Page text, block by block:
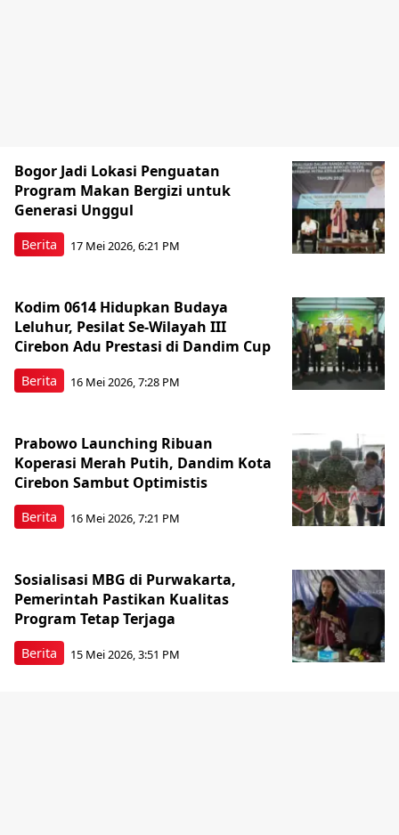
Berita
Bogor Jadi Lokasi Penguatan
Program Makan Bergizi untuk
Generasi Unggul
17 Mei 2026, 6:21 PM
Berita
Kodim 0614 Hidupkan Budaya
Leluhur, Pesilat Se-Wilayah III
Cirebon Adu Prestasi di Dandim Cup
16 Mei 2026, 7:28 PM
Berita
Prabowo Launching Ribuan
Koperasi Merah Putih, Dandim Kota
Cirebon Sambut Optimistis
16 Mei 2026, 7:21 PM
Berita
Sosialisasi MBG di Purwakarta,
Pemerintah Pastikan Kualitas
Program Tetap Terjaga
15 Mei 2026, 3:51 PM